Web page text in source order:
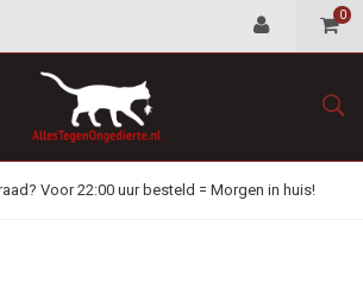
0
Voor 22:00 uur besteld = Morgen in huis!